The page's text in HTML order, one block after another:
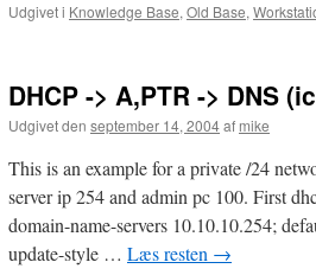
Udgivet i Knowledge Base, Old Base,
DHCP -> A,PTR -> DNS
Udgivet den september 14, 2004af mike
This is an example for a private /24
server ip 254 and admin pc 100. First
domain-name-servers 10.10.10.254;
update-style … Læs resten →